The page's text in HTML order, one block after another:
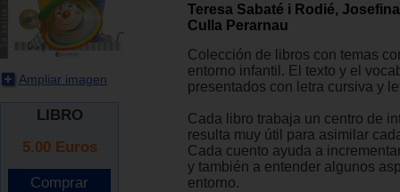
Ampliar imagen
LIBRO
5.00 Euros
Teresa Sabaté i Rodié,
Culla Perarnau
Colección de libros con temas
entorno infantil. El texto y el
presentados con letra cursiva y
Cada libro trabaja un centro de
resulta muy útil para asimilar
Cada cuento ayuda a
y también a entender algunos
entorno.